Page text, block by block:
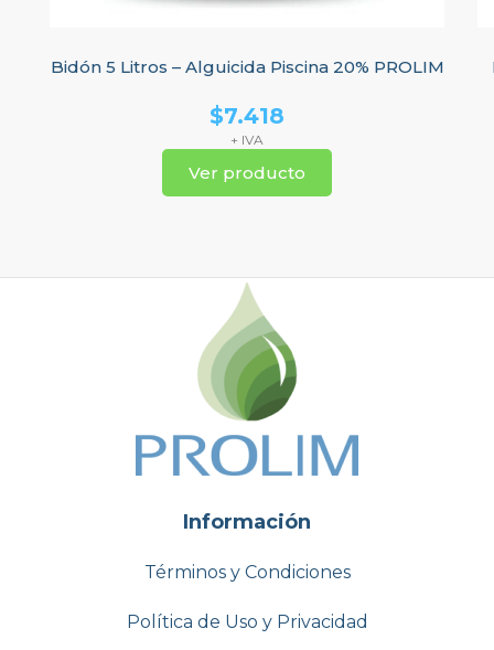
Bidón 5 Litros – Alguicida Piscina 20% PROLIM
$7.418
+ IVA
Ver producto
Información
Términos y Condiciones
Política de Uso y Privacidad